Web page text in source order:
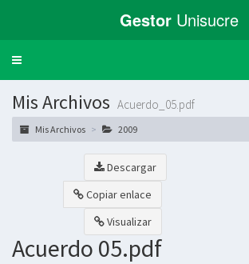
Gestor Unisucre
Toggle
Mis Archivos Acuerdo_05.pdf
Mis Archivos 2009
Descargar
Copiar enlace
Visualizar
Acuerdo 05.pdf